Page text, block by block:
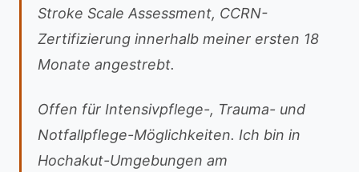
Stroke Scale Assessment, CCRN-
Zertifizierung innerhalb meiner ersten 18
Monate angestrebt.
Offen für Intensivpflege-, Trauma- und
Notfallpflege-Möglichkeiten. Ich bin in
Hochakut-Umgebungen am